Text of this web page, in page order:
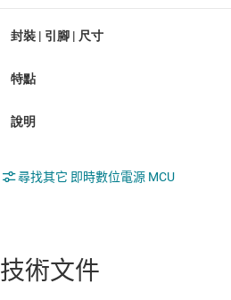
尋找其它 即時數位電源 MCU
技術文件